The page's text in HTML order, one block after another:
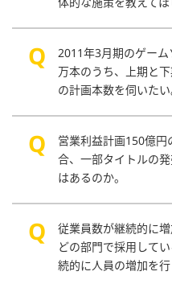
2011年3月期のゲー
万本のうち、上期と
の計画本数を伺いたい
営業利益計画150億
合、一部タイトルの
はあるのか。
従業員数が継続的に
どの部門で採用して
続的に人員の増加を行